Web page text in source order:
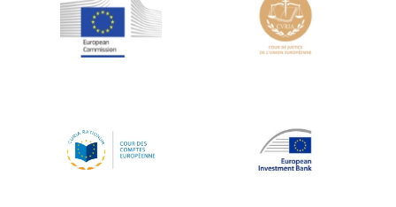
Jean-Louis Schiltz
Jean-Victor Louis
Johnny Åkerholm